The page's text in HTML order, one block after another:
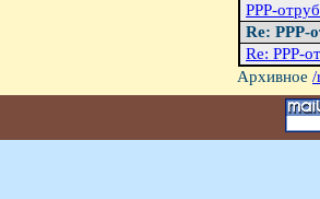
PPP-
Re: PPP-
Re: PPP-
Архивное /